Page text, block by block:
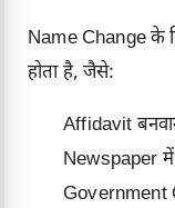
Name Change के
होता है, जैसे:
Affidavit
Newspaper में
Government